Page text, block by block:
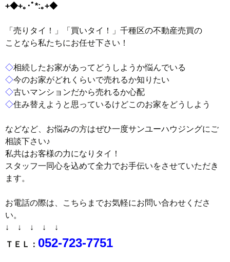
+◆+｡･ﾟ*:｡+◆
「売りタイ！」「買いタイ！」千種区の不動産売買の
ことなら私たちにお任せ下さい！
◇相続したお家があってどうしようか悩んでいる
◇今のお家がどれくらいで売れるか知りたい
◇古いマンションだから売れるか心配
◇住み替えようと思っているけどこのお家をどうしよう
などなど、お悩みの方はぜひ一度サンユーハウジングにご
相談下さい♪
私共はお客様の力になりタイ！
スタッフ一同心を込めて全力でお手伝いをさせていただき
ます。
お電話の際は、こちらまでお気軽にお問い合わせくださ
い。
↓ ↓ ↓ ↓ ↓
ＴＥＬ： 052-723-7751